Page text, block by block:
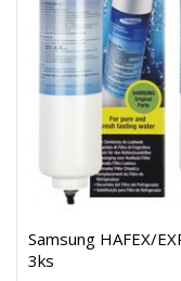
Samsung HAFEX/
3ks